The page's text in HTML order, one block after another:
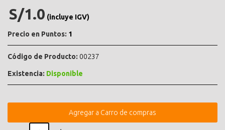
S/1.0 (incluye IGV)
Precio en Puntos: 1
Código de Producto: 00237
Existencia: Disponible
Agregar a Carro de compras